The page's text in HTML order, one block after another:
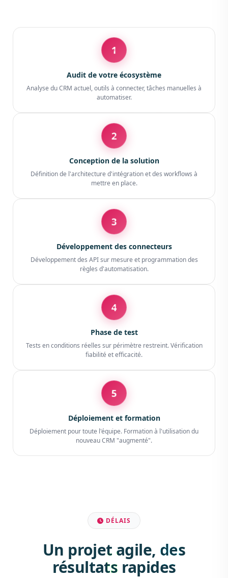
1
Audit de votre écosystème
Analyse du CRM actuel, outils à connecter, tâches manuelles à
automatiser.
2
Conception de la solution
Définition de l'architecture d'intégration et des workflows à
mettre en place.
3
Développement des connecteurs
Développement des API sur mesure et programmation des
règles d'automatisation.
4
Phase de test
Tests en conditions réelles sur périmètre restreint. Vérification
fiabilité et efficacité.
5
Déploiement et formation
Déploiement pour toute l'équipe. Formation à l'utilisation du
nouveau CRM "augmenté".
DÉLAIS
Un projet agile, des
résultats rapides